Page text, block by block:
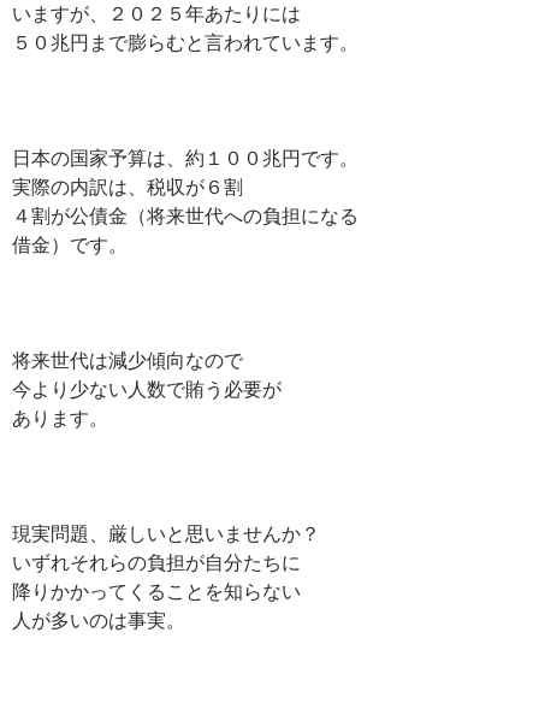
いますが、２０２５年あたりには
５０兆円まで膨らむと言われています。
日本の国家予算は、約１００兆円です。
実際の内訳は、税収が６割
４割が公債金（将来世代への負担になる
借金）です。
将来世代は減少傾向なので
今より少ない人数で賄う必要が
あります。
現実問題、厳しいと思いませんか？
いずれそれらの負担が自分たちに
降りかかってくることを知らない
人が多いのは事実。